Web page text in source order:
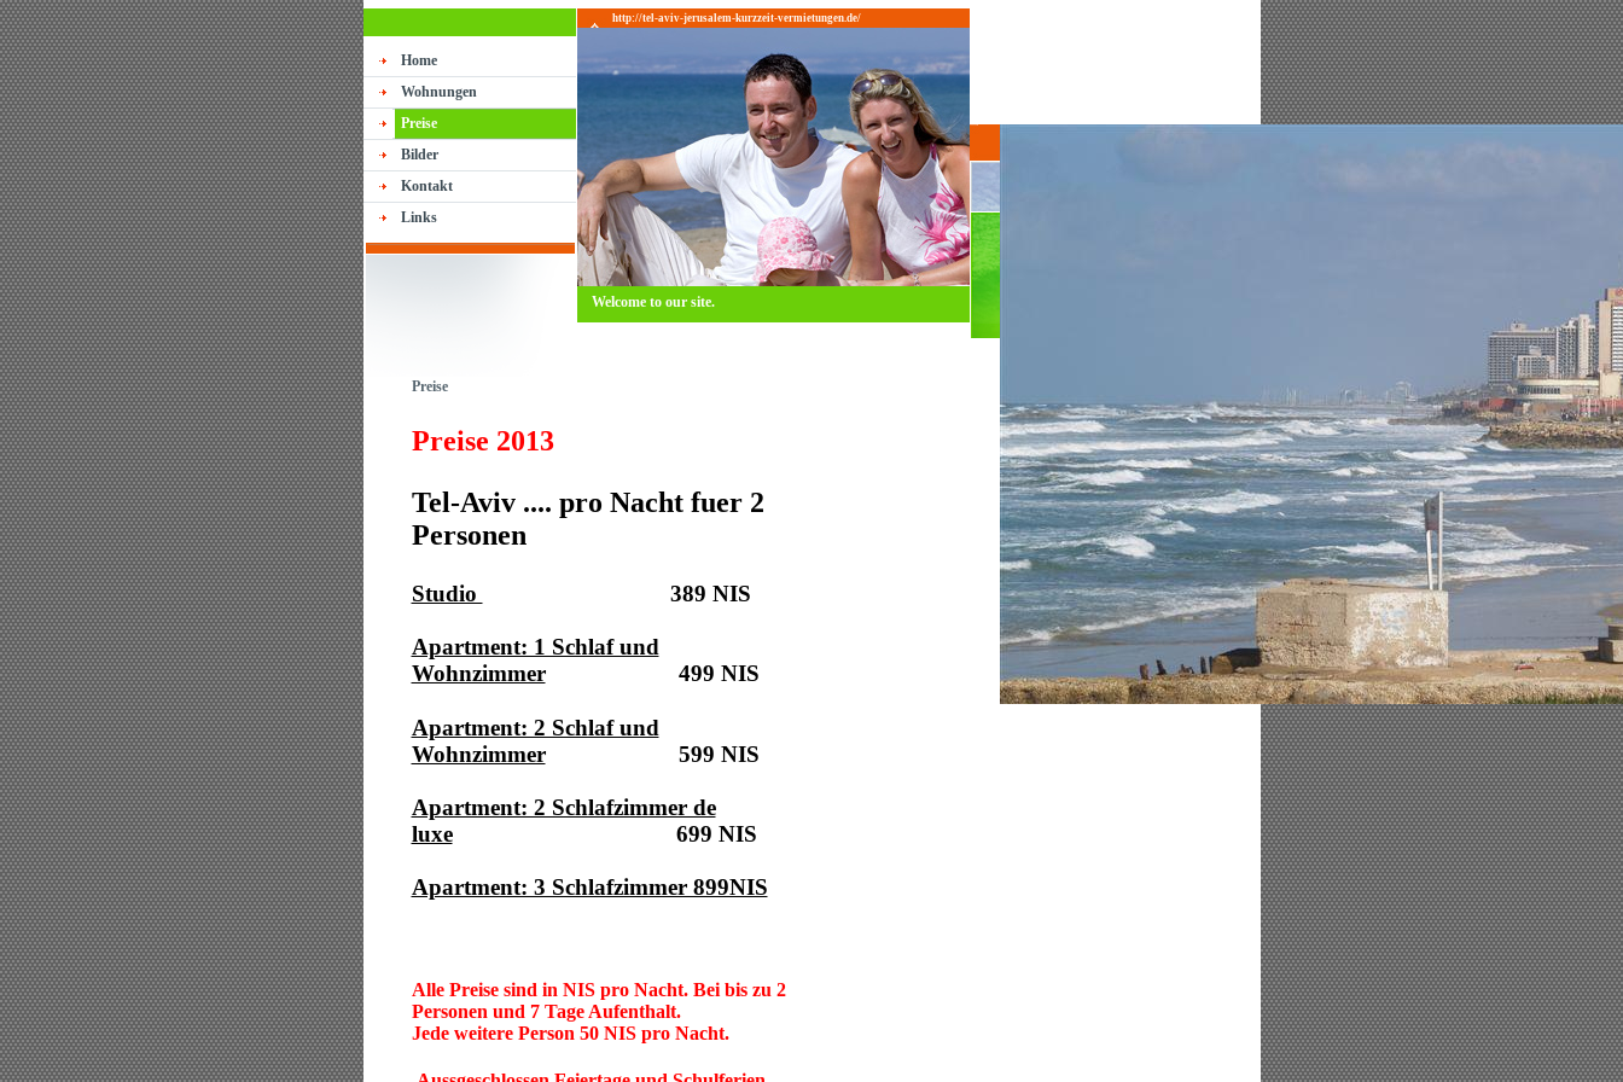
Home
Wohnungen
Preise
Bilder
Kontakt
Links
http://tel-aviv-jerusalem-kurzzeit-vermietungen.de/
Welcome to our site.
Preise
Preise 2013
Tel-Aviv .... pro Nacht fuer 2
Personen
Studio 389 NIS
Apartment: 1 Schlaf und
Wohnzimmer499 NIS
Apartment: 2 Schlaf und
Wohnzimmer599 NIS
Apartment: 2 Schlafzimmer de
luxe699 NIS
Apartment: 3 Schlafzimmer 899NIS
Alle Preise sind in NIS pro Nacht. Bei bis zu 2
Personen und 7 Tage Aufenthalt.
Jede weitere Person 50 NIS pro Nacht.